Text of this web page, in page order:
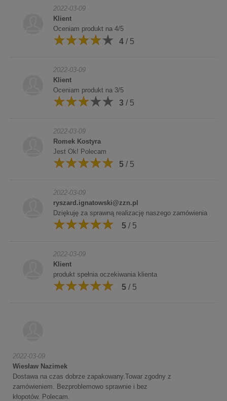
2022-03-09
Klient
Oceniam produkt na 4/5
4 / 5
2022-03-09
Klient
Oceniam produkt na 3/5
3 / 5
2022-03-09
Romek Kostyra
Jest Ok! Polecam
5 / 5
2022-03-09
ryszard.ignatowski@zzn.pl
Dziękuję za sprawną realizację naszego zamówienia
5 / 5
2022-03-09
Klient
produkt spełnia oczekiwania klienta
5 / 5
2022-03-09
Wiesław Nazimek
Dostawa na czas dobrze zapakowany.Towar zgodny z
zamówieniem. Bezproblemowo sprawnie i bez
kłopotów. Polecam.